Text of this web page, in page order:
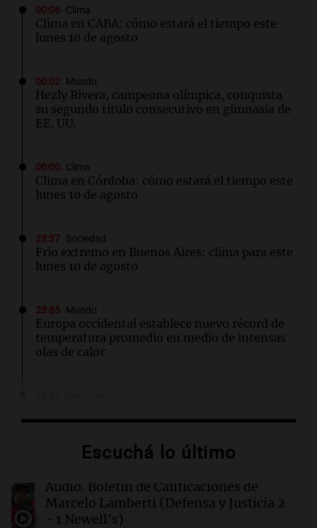
00:06 Clima
Clima en CABA: cómo estará el tiempo este
lunes 10 de agosto
00:02 Mundo
Hezly Rivera, campeona olímpica, conquista
su segundo título consecutivo en gimnasia de
EE. UU.
00:00 Clima
Clima en Córdoba: cómo estará el tiempo este
lunes 10 de agosto
23:37 Sociedad
Frío extremo en Buenos Aires: clima para este
lunes 10 de agosto
23:35 Mundo
Europa occidental establece nuevo récord de
temperatura promedio en medio de intensas
olas de calor
Andes y se afianza en la cima de la Primera
22:25 Tenis
Thiago Tirante se despidió del Masters 1000
de Montreal tras caer ante Learner Tien
Escuchá lo último
Audio. Boletín de Calificaciones de
Marcelo Lamberti (Defensa y Justicia 2
- 1 Newell's)